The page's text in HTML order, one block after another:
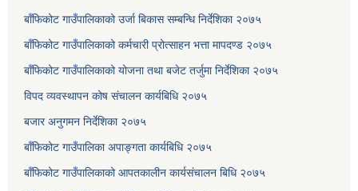
बाँफिकोट गाउँपालिकाको उर्जा बिकास सम्बन्धि निर्देशिका २०७५
बाँफिकोट गाउँपालिकाको कर्मचारी प्रोत्साहन भत्ता मापदण्ड २०७५
बाँफिकोट गाउँपालिकाको योजना तथा बजेट तर्जुमा निर्देशिका २०७५
विपद व्यवस्थापन कोष संचालन कार्यबिधि २०७५
बजार अनुगमन निर्देशिका २०७५
बाँफिकोट गाउँपालिका अपाङ्गता कार्यबिधि २०७५
बाँफिकोट गाउँपालिकाको आपतकालीन कार्यसंचालन बिधि २०७५